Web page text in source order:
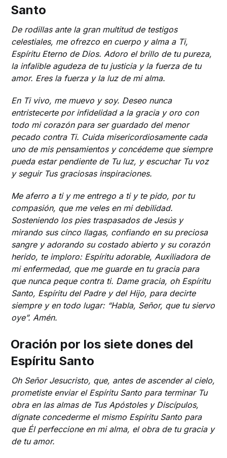
Santo
De rodillas ante la gran multitud de testigos
celestiales, me ofrezco en cuerpo y alma a Ti,
Espíritu Eterno de Dios. Adoro el brillo de tu pureza,
la infalible agudeza de tu justicia y la fuerza de tu
amor. Eres la fuerza y ​​la luz de mi alma.
En Ti vivo, me muevo y soy. Deseo nunca
entristecerte por infidelidad a la gracia y oro con
todo mi corazón para ser guardado del menor
pecado contra Ti. Cuida misericordiosamente cada
uno de mis pensamientos y concédeme que siempre
pueda estar pendiente de Tu luz, y escuchar Tu voz
y seguir Tus graciosas inspiraciones.
Me aferro a ti y me entrego a ti y te pido, por tu
compasión, que me veles en mi debilidad.
Sosteniendo los pies traspasados ​​de Jesús y
mirando sus cinco llagas, confiando en su preciosa
sangre y adorando su costado abierto y su corazón
herido, te imploro: Espíritu adorable, Auxiliadora de
mi enfermedad, que me guarde en tu gracia para
que nunca peque contra ti. Dame gracia, oh Espíritu
Santo, Espíritu del Padre y del Hijo, para decirte
siempre y en todo lugar: “Habla, Señor, que tu siervo
oye”. Amén.
Oración por los siete dones del
Espíritu Santo
Oh Señor Jesucristo, que, antes de ascender al cielo,
prometiste enviar el Espíritu Santo para terminar Tu
obra en las almas de Tus Apóstoles y Discípulos,
dígnate concederme el mismo Espíritu Santo para
que Él perfeccione en mi alma, el obra de tu gracia y
de tu amor.